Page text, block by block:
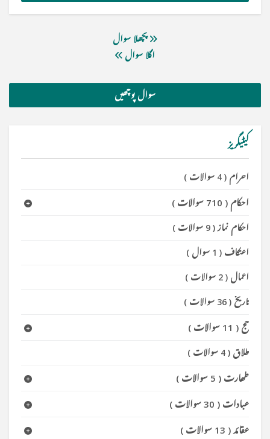
پچھلا سوال
اگلا سوال
سوال پوچھیں
کیٹیگریز
احرام ( 4 سوالات )
احکام ( 710 سوالات )
احکام نماز( 9 سوالات )
اعتکاف ( 1 سوال )
اعمال ( 2 سوالات )
تاریخ ( 36 سوالات )
حج ( 11 سوالات )
طلاق ( 4 سوالات )
طھارت ( 5 سوالات )
عبادات ( 30 سوالات )
عقائد( 13 سوالات )